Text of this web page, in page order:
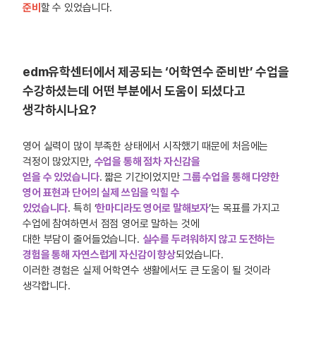
준비 할 수 있었습니다.
edm유학센터에서 제공되는 ‘어학연수 준비반’ 수업을
수강하셨는데 어떤 부분에서 도움이 되셨다고
생각하시나요?
영어 실력이 많이 부족한 상태에서 시작했기 때문에 처음에는
걱정이 많았지만, 수업을 통해 점차 자신감을
얻을 수 있었습니다. 짧은 기간이었지만 그룹 수업을 통해 다양한
영어 표현과 단어의 실제 쓰임을 익힐 수
있었습니다. 특히 ‘한마디라도 영어로 말해보자’는 목표를 가지고
수업에 참여하면서 점점 영어로 말하는 것에
대한 부담이 줄어들었습니다. 실수를 두려워하지 않고 도전하는
경험을 통해 자연스럽게 자신감이 향상되었습니다.
이러한 경험은 실제 어학연수 생활에서도 큰 도움이 될 것이라
생각합니다.